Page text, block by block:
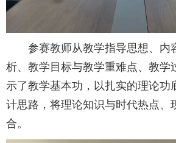
参赛教师从教学指导思想、内
析、教学目标与教学重难点、教学
示了教学基本功，以扎实的理论功
计思路，将理论知识与时代热点、
合。